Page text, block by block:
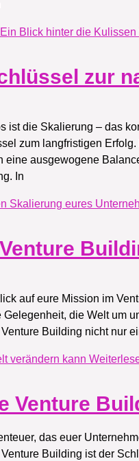
Blick hinter die Kulissen
zur
ist die Skalierung – das
zum langfristigen
ausgewogene
In
Skalierung eures
auf eure Mission im
die Welt um
Building nicht nur
verändern kann
Venture
das euer
Building ist der